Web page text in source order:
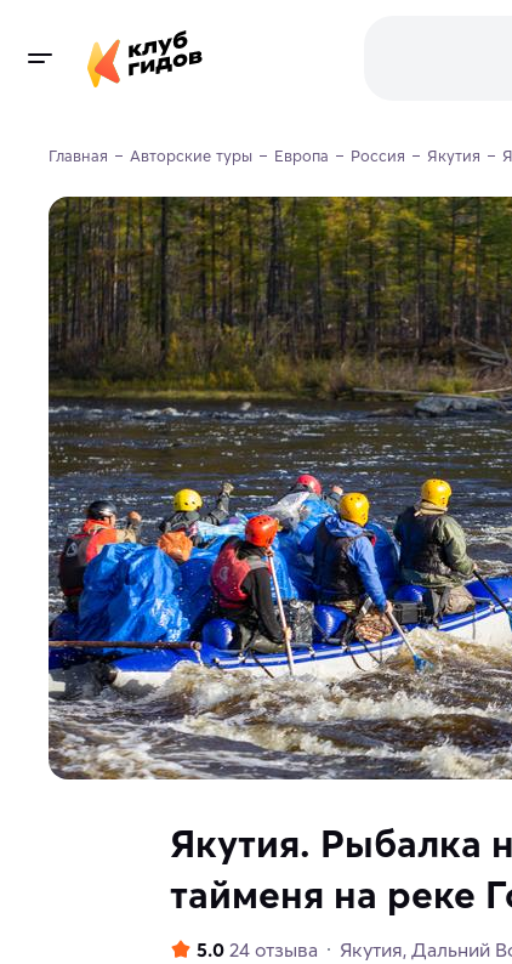
Главная Авторские туры Европа Россия Якутия
Якутия. Рыбалка
тайменя на реке
5.0 24 отзыва Якутия Дальний